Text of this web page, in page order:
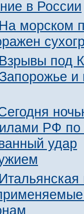
в России
На морском
Взрывы под
и
РФ по
удар